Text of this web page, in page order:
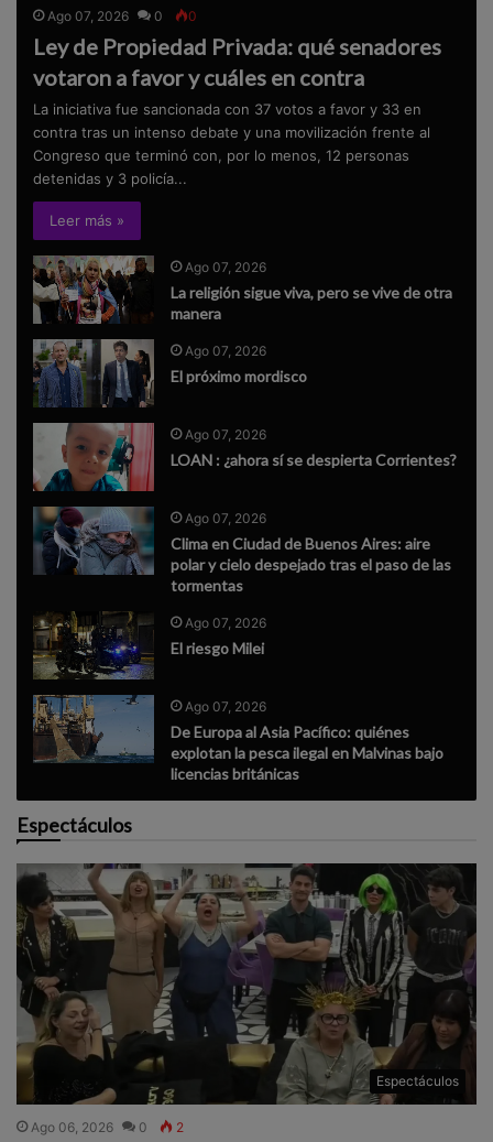
Ago 07, 2026 0 0
Ley de Propiedad Privada: qué senadores
votaron a favor y cuáles en contra
La iniciativa fue sancionada con 37 votos a favor y 33 en
contra tras un intenso debate y una movilización frente al
Congreso que terminó con, por lo menos, 12 personas
detenidas y 3 policía...
Leer más »
Ago 07, 2026
La religión sigue viva, pero se vive de otra
manera
Ago 07, 2026
El próximo mordisco
Ago 07, 2026
LOAN : ¿ahora sí se despierta Corrientes?
Ago 07, 2026
Clima en Ciudad de Buenos Aires: aire
polar y cielo despejado tras el paso de las
tormentas
Ago 07, 2026
El riesgo Milei
Ago 07, 2026
De Europa al Asia Pacífico: quiénes
explotan la pesca ilegal en Malvinas bajo
licencias británicas
Espectáculos
Espectáculos
Ago 06, 2026 0 2